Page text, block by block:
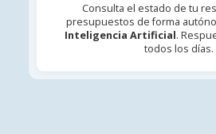
Consulta el estado de tu
presupuestos de forma
Inteligencia Artificial.
todos los días.